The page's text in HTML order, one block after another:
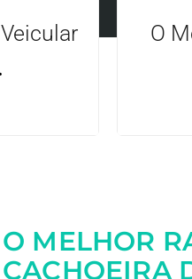
O
O MELHOR
CACHOEIRA